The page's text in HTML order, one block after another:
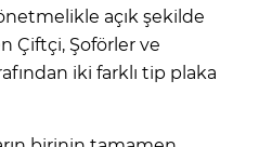
açık şekilde
Çiftçi, Şoförler ve
iki farklı tip plaka